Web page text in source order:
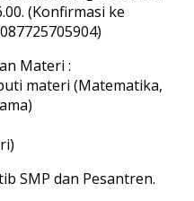
(Konfirmasi ke
Materi :
materi (Matematika,
SMP dan Pesantren.